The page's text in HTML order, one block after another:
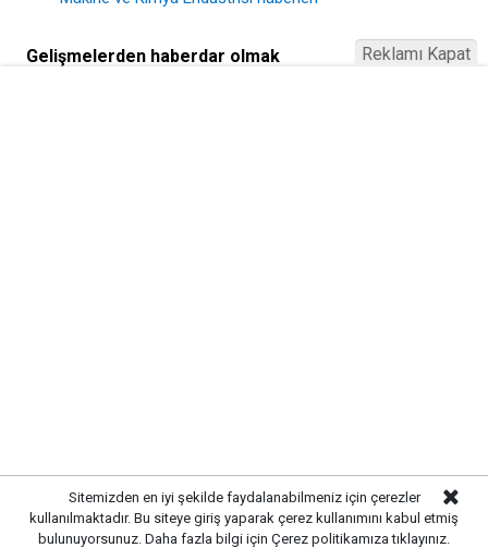
Gelişmelerden haberdar olmak
UYARI:Küfür, hakaret, rencide edici cümleler veya imalar, inançlara saldırı
içeren, imla kuralları ile yazılmamış,
Türkçe karakter kullanılmayan ve büyük harflerle yazılmış yorumlar
Sitemizden en iyi şekilde faydalanabilmeniz için çerezler
kullanılmaktadır. Bu siteye giriş yaparak çerez kullanımını kabul etmiş
bulunuyorsunuz. Daha fazla bilgi için Çerez politikamıza tıklayınız.
Reklamı Kapat